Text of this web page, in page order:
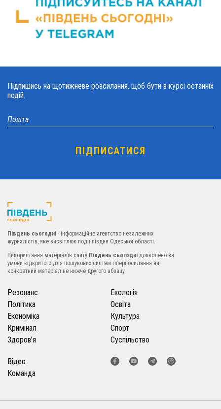
Підпишись на щотижневе розсилання, щоб бути в курсі останніх
подій.
Південь сьогодні - інформаційне агентство незалежних
журналістів, яке висвітлює події півдня Одеської області.
Використання матеріалів сайту Південь сьогодні дозволено за
умови відкритого для пошукових систем гіперпосилання на
конкретний матеріал не нижче другого абзацу
Резонанс
Політика
Економіка
Кримінал
Здоров’я
Екологія
Освіта
Культура
Спорт
Суспільство
Відео
Команда